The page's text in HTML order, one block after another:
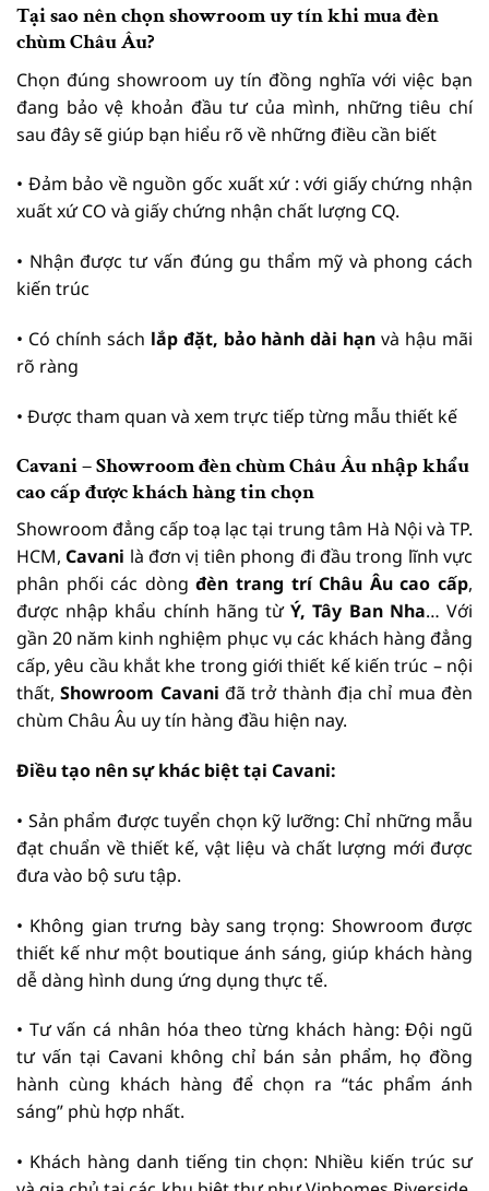
Tại sao nên chọn showroom uy tín khi mua đèn
chùm Châu Âu?
Chọn đúng showroom uy tín đồng nghĩa với việc bạn
đang bảo vệ khoản đầu tư của mình, những tiêu chí
sau đây sẽ giúp bạn hiểu rõ về những điều cần biết
• Đảm bảo về nguồn gốc xuất xứ : với giấy chứng nhận
xuất xứ CO và giấy chứng nhận chất lượng CQ.
• Nhận được tư vấn đúng gu thẩm mỹ và phong cách
kiến trúc
• Có chính sách lắp đặt, bảo hành dài hạn và hậu mãi
rõ ràng
• Được tham quan và xem trực tiếp từng mẫu thiết kế
Cavani – Showroom đèn chùm Châu Âu nhập khẩu
cao cấp được khách hàng tin chọn
Showroom đẳng cấp toạ lạc tại trung tâm Hà Nội và TP.
HCM,Cavani là đơn vị tiên phong đi đầu trong lĩnh vực
phân phối các dòngđèn trang trí Châu Âu cao cấp,
được nhập khẩu chính hãng từÝ, Tây Ban Nha… Với
gần 20 năm kinh nghiệm phục vụ các khách hàng đẳng
cấp, yêu cầu khắt khe trong giới thiết kế kiến trúc – nội
thất,Showroom Cavani đã trở thành địa chỉ mua đèn
chùm Châu Âu uy tín hàng đầu hiện nay.
Điều tạo nên sự khác biệt tại Cavani:
• Sản phẩm được tuyển chọn kỹ lưỡng: Chỉ những mẫu
đạt chuẩn về thiết kế, vật liệu và chất lượng mới được
đưa vào bộ sưu tập.
• Không gian trưng bày sang trọng: Showroom được
thiết kế như một boutique ánh sáng, giúp khách hàng
dễ dàng hình dung ứng dụng thực tế.
• Tư vấn cá nhân hóa theo từng khách hàng: Đội ngũ
tư vấn tại Cavani không chỉ bán sản phẩm, họ đồng
hành cùng khách hàng để chọn ra “tác phẩm ánh
sáng” phù hợp nhất.
• Khách hàng danh tiếng tin chọn: Nhiều kiến trúc sư